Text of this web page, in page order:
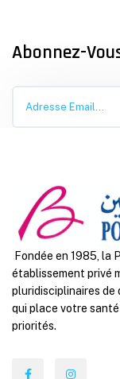
Abonnez-
Fondée en 1985, la
établissement privé
pluridisciplinaires de
qui place votre
priorités.